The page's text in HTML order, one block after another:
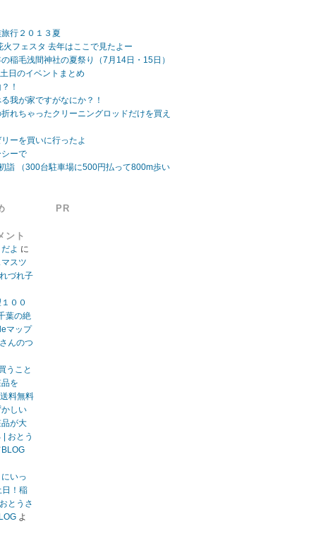
行２０１３夏
フェスタ 去年はここで見たよー
稲毛浅間神社の夏祭り（7月14日・15日）
日のイベントまとめ
！
我が家ですがなにか？！
れちゃったクリーニングロッドだけを買え
ーを買いに行ったよ
ーで
詣 （300台駐車場に500円払って800m歩い
ント
よ に
スツ
づれ子
００
葉の絶
マップ
んのつ
うこと
を
送料無料
しい
が大
おとう
いっ
日！稲
とうさ
よ
PR